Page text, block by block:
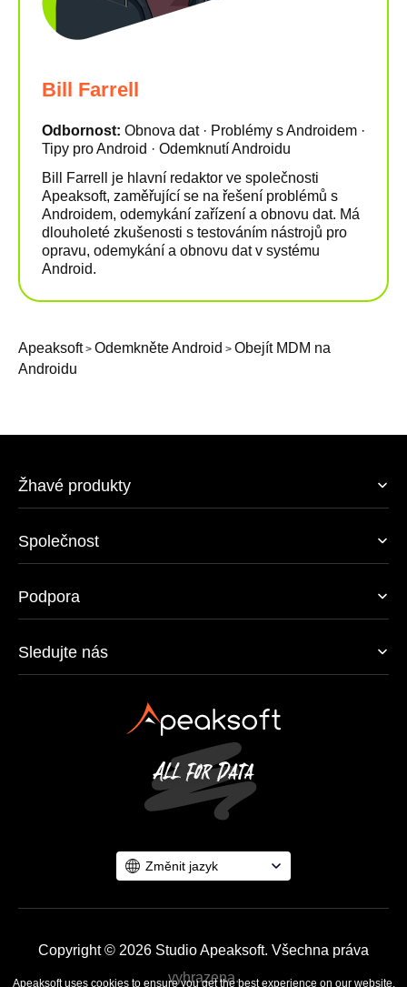
Bill Farrell
Odbornost: Obnova dat · Problémy s Androidem ·
Tipy pro Android · Odemknutí Androidu
Bill Farrell je hlavní redaktor ve společnosti
Apeaksoft, zaměřující se na řešení problémů s
Androidem, odemykání zařízení a obnovu dat. Má
dlouholeté zkušenosti s testováním nástrojů pro
opravu, odemykání a obnovu dat v systému
Android.
Apeaksoft> Odemkněte Android > Obejít MDM na
Androidu
Žhavé produkty
Společnost
Podpora
Sledujte nás
Změnit jazyk
Copyright © 2026 Studio Apeaksoft. Všechna práva
vyhrazena.
Apeaksoft uses cookies to ensure you get the best experience on our website.